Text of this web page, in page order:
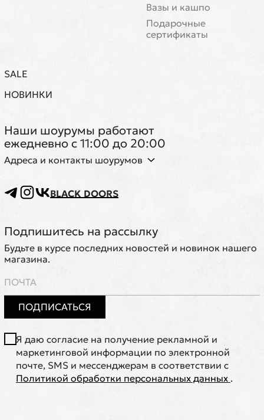
Вазы и кашпо
Подарочные
сертификаты
SALE
НОВИНКИ
Наши шоурумы работают
ежедневно с 11:00 до 20:00
Адреса и контакты шоурумов
BLACK DOORS
Подпишитесь на рассылку
Будьте в курсе последних новостей и новинок нашего
магазина.
ПОДПИСАТЬСЯ
Я даю согласие на получение рекламной и
маркетинговой информации по электронной
почте, SMS и мессенджерам в соответствии с
Политикой обработки персональных данных .